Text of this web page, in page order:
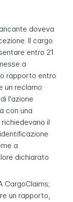
doveva
Il cargo
entro 21
a
rapporto entro
un reclamo
l'azione
con una
il
a
dichiarato
CargoClaims;
un rapporto,